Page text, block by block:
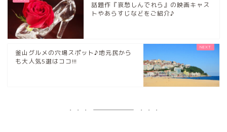
話題作『哀愁しんでれら』の映画キャス
トやあらすじなどをご紹介♪
釜山グルメの穴場スポット♪地元民から
も大人気5選はココ!!!